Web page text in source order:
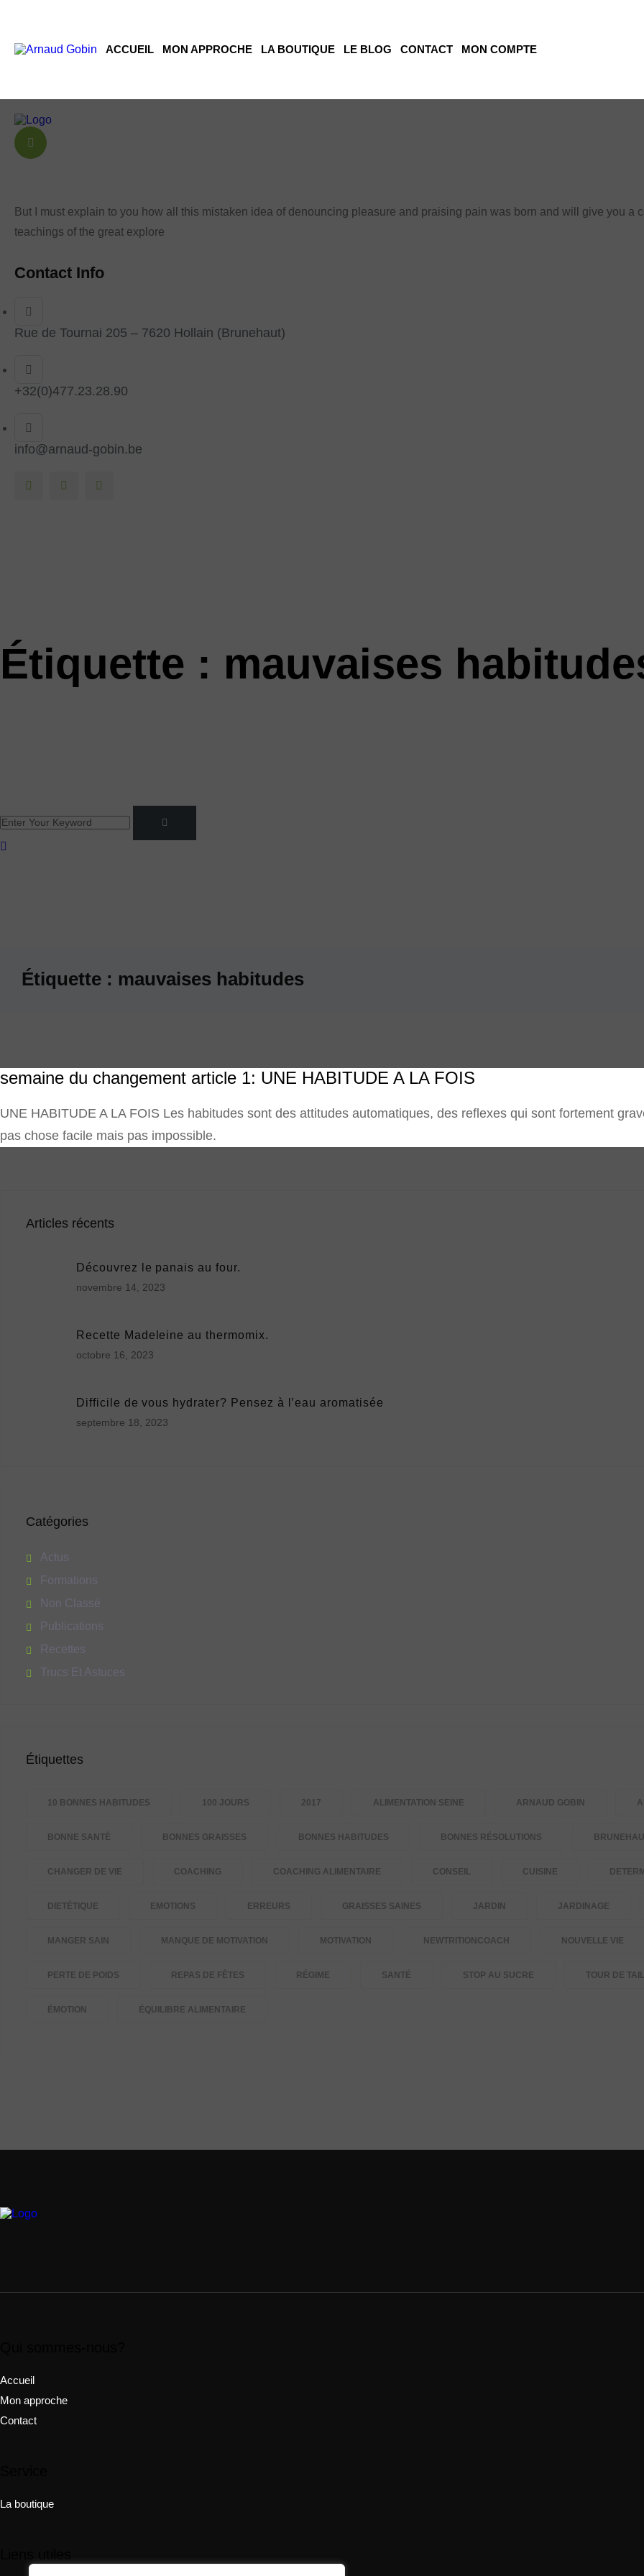
ACCUEIL MON APPROCHE LA BOUTIQUE LE BLOG CONTACT MON COMPTE
But I must explain to you how all this mistaken idea of denouncing pleasure and praising pain was born and will give you a
teachings of the great explore
Contact Info
Rue de Tournai 205 – 7620 Hollain (Brunehaut)
+32(0)477.23.28.90
info@arnaud-gobin.be
Étiquette : mauvaises
Étiquette : mauvaises habitudes
semaine du changement article 1: UNE HABITUDE A LA FOIS
UNE HABITUDE A LA FOIS Les habitudes sont des attitudes automatiques, des reflexes qui sont fortement
pas chose facile mais pas impossible.
Articles récents
Découvrez le panais au four.
novembre 14, 2023
Recette Madeleine au thermomix.
octobre 16, 2023
Difficile de vous hydrater? Pensez à l’eau aromatisée
septembre 18, 2023
Catégories
Actus
Formations
Non Classé
Publications
Recettes
Trucs Et Astuces
Étiquettes
10 BONNES HABITUDES 100 JOURS 2017 ALIMENTATION SEINE ARNAUD GOBIN
BONNE SANTÉ BONNES GRAISSES BONNES HABITUDES BONNES RÉSOLUTIONS
CHANGER DE VIE COACHING COACHING ALIMENTAIRE CONSEIL CUISINE
DIETÉTIQUE EMOTIONS ERREURS GRAISSES SAINES JARDIN JARDINAGE
MANGER SAIN MANQUE DE MOTIVATION MOTIVATION NEWTRITIONCOACH NOUVELLE VIE
PERTE DE POIDS REPAS DE FÊTES RÉGIME SANTÉ STOP AU SUCRE TOUR DE
ÉMOTION ÉQUILIBRE ALIMENTAIRE
Accueil
Mon approche
Contact
La boutique